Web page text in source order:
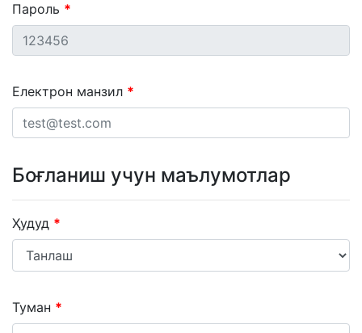
Пароль
Електрон манзил
Боғланиш учун маълумотлар
Ҳудуд
Туман